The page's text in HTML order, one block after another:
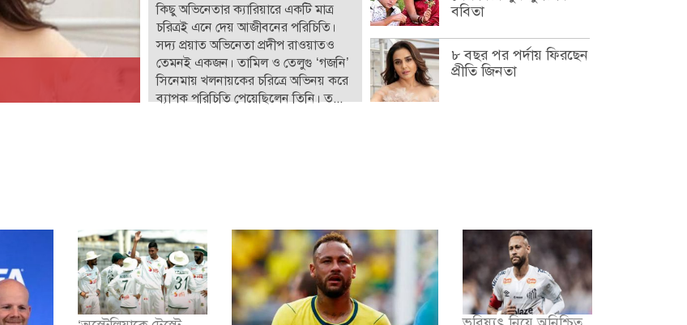
কিছু অভিনেতার ক্যারিয়ারে একটি মাত্র
চরিত্রই এনে দেয় আজীবনের পরিচিতি।
সদ্য প্রয়াত অভিনেতা প্রদীপ রাওয়াতও
তেমনই একজন। তামিল ও তেলুগু ‘গজনি’
সিনেমায় খলনায়কের চরিত্রে অভিনয় করে
ব্যাপক পরিচিতি পেয়েছিলেন তিনি। ত...
ববিতা
৮ বছর পর পর্দায় ফিরছেন
প্রীতি জিনতা